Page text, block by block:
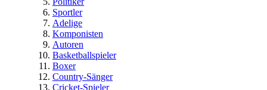
Sportler
Adelige
Komponisten
Autoren
Basketballspieler
Boxer
Country-Sänger
Cricket-Spieler